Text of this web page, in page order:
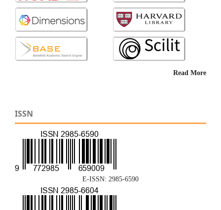
Read More
ISSN
E-ISSN: 2985-6590